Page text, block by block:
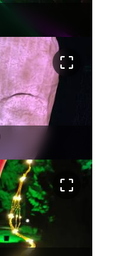
crop_free
crop_free